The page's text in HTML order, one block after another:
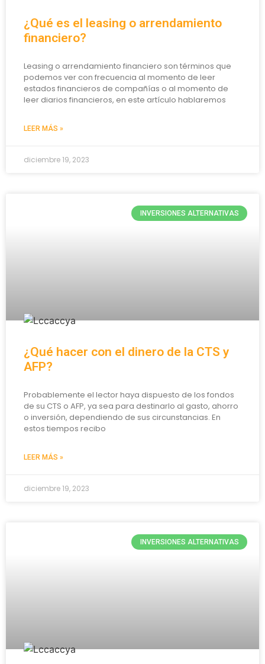
¿Qué es el leasing o arrendamiento
financiero?
Leasing o arrendamiento financiero son términos que
podemos ver con frecuencia al momento de leer
estados financieros de compañías o al momento de
leer diarios financieros, en este artículo hablaremos
LEER MÁS »
diciembre 19, 2023
INVERSIONES ALTERNATIVAS
¿Qué hacer con el dinero de la CTS y
AFP?
Probablemente el lector haya dispuesto de los fondos
de su CTS o AFP, ya sea para destinarlo al gasto, ahorro
o inversión, dependiendo de sus circunstancias. En
estos tiempos recibo
LEER MÁS »
diciembre 19, 2023
INVERSIONES ALTERNATIVAS